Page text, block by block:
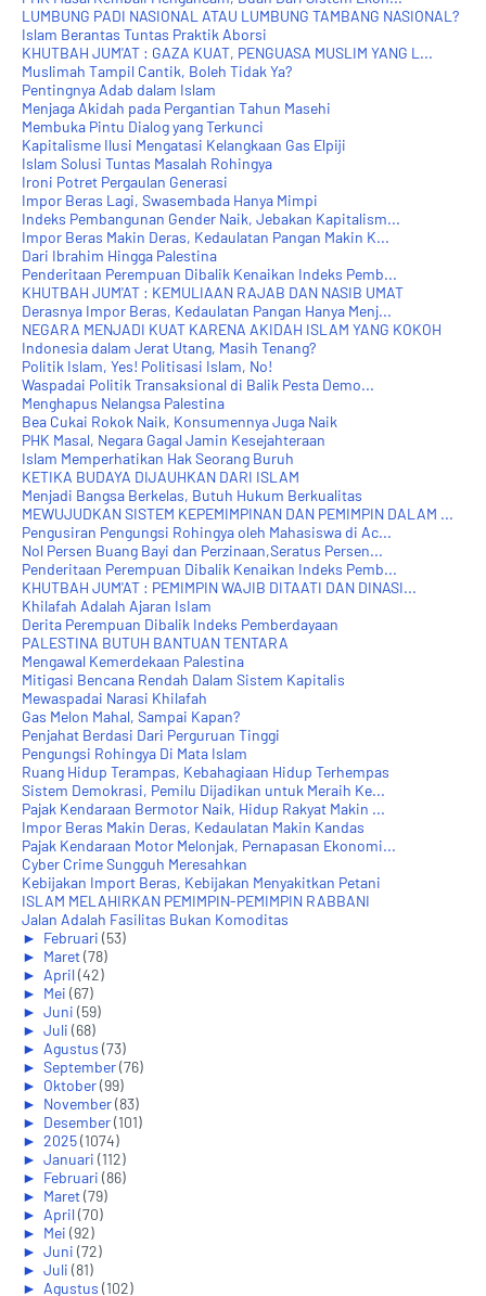
LUMBUNG PADI NASIONAL ATAU LUMBUNG TAMBANG NASIONAL?
Islam Berantas Tuntas Praktik Aborsi
KHUTBAH JUM'AT : GAZA KUAT, PENGUASA MUSLIM YANG L...
Muslimah Tampil Cantik, Boleh Tidak Ya?
Pentingnya Adab dalam Islam
Menjaga Akidah pada Pergantian Tahun Masehi
Membuka Pintu Dialog yang Terkunci
Kapitalisme Ilusi Mengatasi Kelangkaan Gas Elpiji
Islam Solusi Tuntas Masalah Rohingya
Ironi Potret Pergaulan Generasi
Impor Beras Lagi, Swasembada Hanya Mimpi
Indeks Pembangunan Gender Naik, Jebakan Kapitalism...
Impor Beras Makin Deras, Kedaulatan Pangan Makin K...
Dari Ibrahim Hingga Palestina
Penderitaan Perempuan Dibalik Kenaikan Indeks Pemb...
KHUTBAH JUM'AT : KEMULIAAN RAJAB DAN NASIB UMAT
Derasnya Impor Beras, Kedaulatan Pangan Hanya Menj...
NEGARA MENJADI KUAT KARENA AKIDAH ISLAM YANG KOKOH
Indonesia dalam Jerat Utang, Masih Tenang?
Politik Islam, Yes! Politisasi Islam, No!
Waspadai Politik Transaksional di Balik Pesta Demo...
Menghapus Nelangsa Palestina
Bea Cukai Rokok Naik, Konsumennya Juga Naik
PHK Masal, Negara Gagal Jamin Kesejahteraan
Islam Memperhatikan Hak Seorang Buruh
KETIKA BUDAYA DIJAUHKAN DARI ISLAM
Menjadi Bangsa Berkelas, Butuh Hukum Berkualitas
MEWUJUDKAN SISTEM KEPEMIMPINAN DAN PEMIMPIN DALAM ...
Pengusiran Pengungsi Rohingya oleh Mahasiswa di Ac...
Nol Persen Buang Bayi dan Perzinaan,Seratus Persen...
Penderitaan Perempuan Dibalik Kenaikan Indeks Pemb...
KHUTBAH JUM'AT : PEMIMPIN WAJIB DITAATI DAN DINASI...
Khilafah Adalah Ajaran IsIam
Derita Perempuan Dibalik Indeks Pemberdayaan
PALESTINA BUTUH BANTUAN TENTARA
Mengawal Kemerdekaan Palestina
Mitigasi Bencana Rendah Dalam Sistem Kapitalis
Mewaspadai Narasi Khilafah
Gas Melon Mahal, Sampai Kapan?
Penjahat Berdasi Dari Perguruan Tinggi
Pengungsi Rohingya Di Mata Islam
Ruang Hidup Terampas, Kebahagiaan Hidup Terhempas
Sistem Demokrasi, Pemilu Dijadikan untuk Meraih Ke...
Pajak Kendaraan Bermotor Naik, Hidup Rakyat Makin ...
Impor Beras Makin Deras, Kedaulatan Makin Kandas
Pajak Kendaraan Motor Melonjak, Pernapasan Ekonomi...
Cyber Crime Sungguh Meresahkan
Kebijakan Import Beras, Kebijakan Menyakitkan Petani
ISLAM MELAHIRKAN PEMIMPIN-PEMIMPIN RABBANI
Jalan Adalah Fasilitas Bukan Komoditas
► Februari (53)
► Maret(78)
► April(42)
► Mei (67)
► Juni (59)
► Juli (68)
► Agustus (73)
► September(76)
► Oktober(99)
► November(83)
► Desember(101)
► 2025(1074)
► Januari (112)
► Februari (86)
► Maret(79)
► April(70)
► Mei (92)
► Juni (72)
► Juli (81)
► Agustus (102)